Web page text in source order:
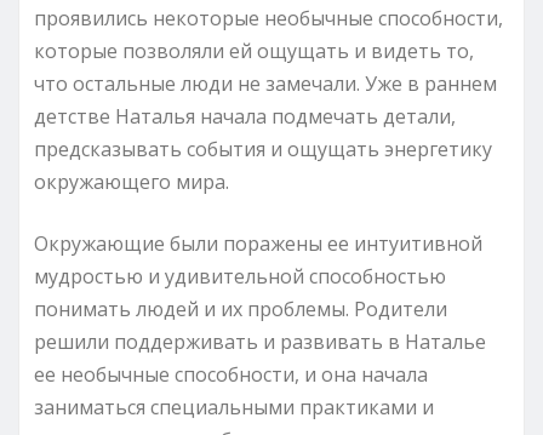
проявились некоторые необычные способности,
которые позволяли ей ощущать и видеть то,
что остальные люди не замечали. Уже в раннем
детстве Наталья начала подмечать детали,
предсказывать события и ощущать энергетику
окружающего мира.
Окружающие были поражены ее интуитивной
мудростью и удивительной способностью
понимать людей и их проблемы. Родители
решили поддерживать и развивать в Наталье
ее необычные способности, и она начала
заниматься специальными практиками и